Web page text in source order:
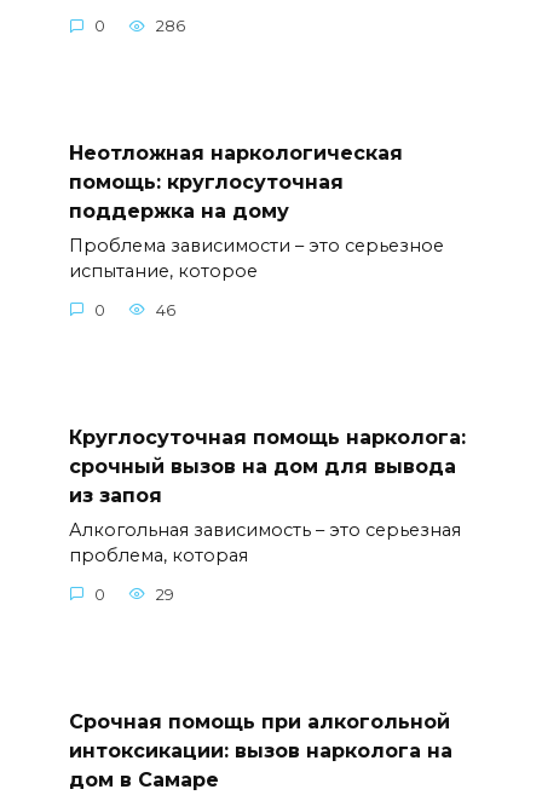
0 286
Неотложная наркологическая
помощь: круглосуточная
поддержка на дому
Проблема зависимости – это серьезное
испытание, которое
0 46
Круглосуточная помощь нарколога:
срочный вызов на дом для вывода
из запоя
Алкогольная зависимость – это серьезная
проблема, которая
0 29
Срочная помощь при алкогольной
интоксикации: вызов нарколога на
дом в Самаре